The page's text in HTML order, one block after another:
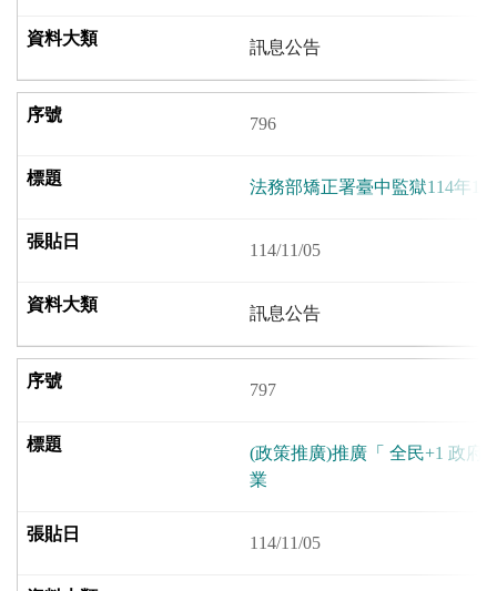
訊息公告
796
法務部矯正署臺中監獄114年
114/11/05
訊息公告
797
(政策推廣)推廣「 全民+1 政府
業
114/11/05